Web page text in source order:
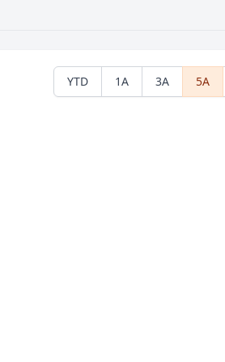
YTD 1A 3A 5A